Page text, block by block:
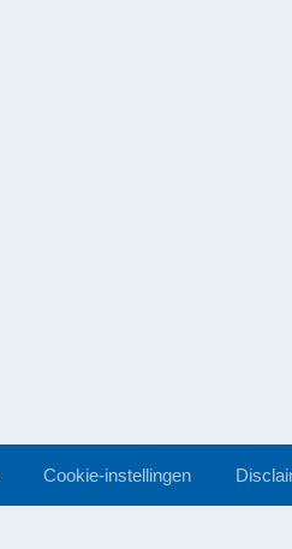
Cookie-instellingen